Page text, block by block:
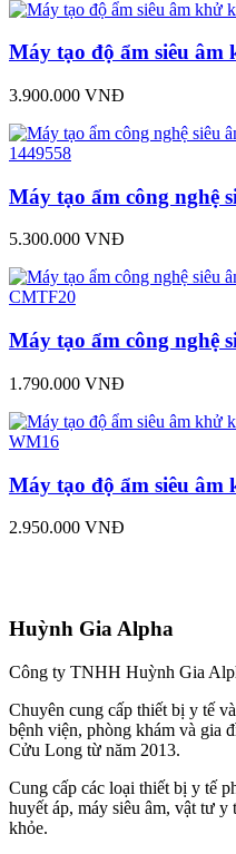
Máy tạo độ ẩm siêu âm
3.900.000 VNĐ
Máy tạo ẩm công nghệ
5.300.000 VNĐ
Máy tạo ẩm công nghệ
1.790.000 VNĐ
Máy tạo độ ẩm siêu
2.950.000 VNĐ
Huỳnh Gia Alpha
Công ty TNHH Huỳnh Gia
Chuyên cung cấp thiết bị y tế
bệnh viện, phòng khám và gia
Cửu Long từ năm 2013.
Cung cấp các loại thiết bị y tế
huyết áp, máy siêu âm, vật tư y
khỏe.